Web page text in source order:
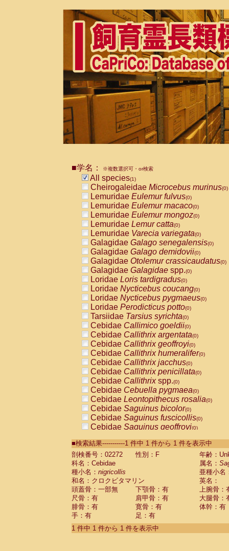
■学名： ※複数選択可・or検索
All species(1)
Cheirogaleidae Microcebus murinus(0)
Lemuridae Eulemur fulvus(0)
Lemuridae Eulemur macaco(0)
Lemuridae Eulemur mongoz(0)
Lemuridae Lemur catta(0)
Lemuridae Varecia variegata(0)
Galagidae Galago senegalensis(0)
Galagidae Galago demidovii(0)
Galagidae Otolemur crassicaudatus(0)
Galagidae Galagidae spp.(0)
Loridae Loris tardigradus(0)
Loridae Nycticebus coucang(0)
Loridae Nycticebus pygmaeus(0)
Loridae Perodicticus potto(0)
Tarsiidae Tarsius syrichta(0)
Cebidae Callimico goeldii(0)
Cebidae Callithrix argentata(0)
Cebidae Callithrix geoffroyi(0)
Cebidae Callithrix humeralifer(0)
Cebidae Callithrix jacchus(0)
Cebidae Callithrix penicillata(0)
Cebidae Callithrixspp.(0)
Cebidae Cebuella pygmaea(0)
Cebidae Leontopithecus rosalia(0)
Cebidae Saguinus bicolor(0)
Cebidae Saguinus fuscicollis(0)
Cebidae Saguinus geoffroyi(0)
CebidaeSaguinus labiatus(0)
Cebidae Saguinus leucopus (0)
Cebidae
CebidaeSaguinus mystax
CebidaeSaguinus nigricollis (1)
Cebidae Saguinus oedipus
Cebidae Saguinus weddelli
Cebidae Saguinusspp.
Cebidae Aotus trivirgatus
Cebidae Cebus albifrons
■検索結果-----------1 件中 1 件から 1 件を表示中
剖検番号：02272
性別：F
年齢：
科名：Cebidae
属名：
種小名： nigricollis
亜種小名
和名：クロクビタマリン
英名：
頭蓋骨：一部無
下顎骨：有
上腕骨：
尺骨：有
肩甲骨：有
大腿骨：
腓骨：有
寛骨：有
体幹：有
手：有
足：有
1 件中 1 件から 1 件を表示中